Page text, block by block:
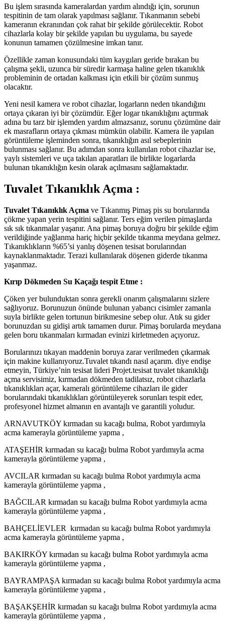
Bu işlem sırasında kameralardan yardım alındığı için, sorunun
tespitinin de tam olarak yapılması sağlanır. Tıkanmanın sebebi
kameranın ekranından çok rahat bir şekilde görülecektir. Robot
cihazlarla kolay bir şekilde yapılan bu uygulama, bu sayede
konunun tamamen çözülmesine imkan tanır.
Özellikle zaman konusundaki tüm kaygıları geride bırakan bu
çalışma şekli, uzunca bir süredir karmaşa haline gelen tıkanıklık
probleminin de ortadan kalkması için etkili bir çözüm sunmuş
olacaktır.
Yeni nesil kamera ve robot cihazlar, logarların neden tıkandığını
ortaya çıkaran iyi bir çözümdür. Eğer logar tıkanıklığını açtırmak
adına bu tarz bir işlemden yardım almazsanız, sorunu çözümüne dair
ek masrafların ortaya çıkması mümkün olabilir. Kamera ile yapılan
görüntüleme işleminden sonra, tıkanıklığın asıl sebeplerinin
bulunması sağlanır. Bu adımdan sonra kullanılan robot cihazlar ise,
yaylı sistemleri ve uça takılan aparatları ile birlikte logarlarda
bulunan tıkanıklığın kesin olarak açılmasını sağlamaktadır.
Tuvalet Tıkanıklık Açma :
Tuvalet Tıkanıklık Açma ve Tıkanmış Pimaş pis su borularında
çökme yapan yerin tespitini sağlanır. Ters eğim verilen pimaşlarda
sık sık tıkanmalar yaşanır. Ana pimaş boruya doğru bir şekilde eğim
verildiğinde yağlanma hariç hiçbir şekilde tıkanma meydana gelmez.
Tıkanıklıkların %65’si yanlış döşenen tesisat borularından
kaynaklanmaktadır. Terazi kullanılarak döşenen giderde tıkanma
yaşanmaz.
Kırıp Dökmeden Su Kaçağı tespit Etme :
Çöken yer bulunduktan sonra gerekli onarım çalışmalarını sizlere
sağlıyoruz. Borunuzun önünde bulunan yabancı cisimler zamanla
suyla birlikte gelen tortunun birikmesine sebep olur. Atık su gider
borunuzdan su gidişi artık tamamen durur. Pimaş borularda meydana
gelen boru tıkanmaları kırmadan evinizi kirletmeden açıyoruz.
Borularınızı tıkayan maddenin boruya zarar verilmeden çıkarmak
için makine kullanıyoruz.Tuvalet tıkandı nasıl açarım. diye endişe
etmeyin, Türkiye’nin tesisat lideri Projet.tesisat tuvalet tıkanıklığı
açma servisimiz, kırmadan dökmeden tadilatsız, robot cihazlarla
tıkanıklıkları açar, kameralı görüntüleme cihazları ile gider
borularındaki tıkanıklıkları görüntüleyerek sorunları tespit eder,
profesyonel hizmet almanın en avantajlı ve garantili yoludur.
ARNAVUTKÖY kırmadan su kacağı bulma, Robot yardımıyla
acma kamerayla görüntüleme yapma ,
ATAŞEHİR kırmadan su kacağı bulma Robot yardımıyla acma
kamerayla görüntüleme yapma ,
AVCILAR kırmadan su kacağı bulma Robot yardımıyla acma
kamerayla görüntüleme yapma ,
BAĞCILAR kırmadan su kacağı bulma Robot yardımıyla acma
kamerayla görüntüleme yapma ,
BAHÇELİEVLER kırmadan su kacağı bulma Robot yardımıyla
acma kamerayla görüntüleme yapma ,
BAKIRKÖY kırmadan su kacağı bulma Robot yardımıyla acma
kamerayla görüntüleme yapma ,
BAYRAMPAŞA kırmadan su kacağı bulma Robot yardımıyla acma
kamerayla görüntüleme yapma ,
BAŞAKŞEHİR kırmadan su kacağı bulma Robot yardımıyla acma
kamerayla görüntüleme yapma ,